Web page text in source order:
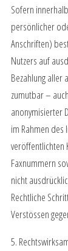
Sofern
persönlicher
Anschriften)
Nutzers auf
Bezahlung aller
zumutbar –
anonymisierter
im Rahmen
veröffentlichten
Faxnummern
nicht
Rechtliche
Verstössen
5.